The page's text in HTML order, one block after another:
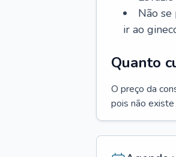
Não
ir ao
Quanto
O preço da
pois não